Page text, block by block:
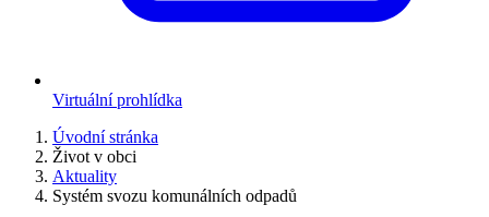
Virtuální prohlídka
Úvodní stránka
Život v obci
Aktuality
Systém svozu komunálních odpadů